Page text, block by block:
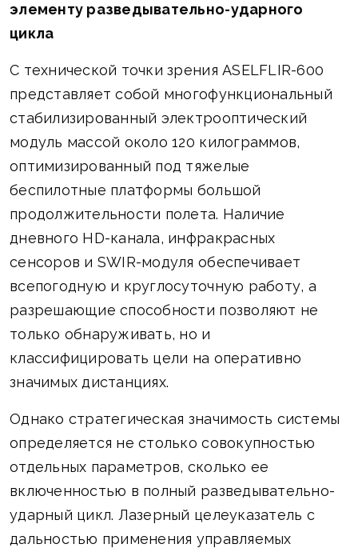
элементу разведывательно-ударного
цикла
С технической точки зрения ASELFLIR-600
представляет собой многофункциональный
стабилизированный электрооптический
модуль массой около 120 килограммов,
оптимизированный под тяжелые
беспилотные платформы большой
продолжительности полета. Наличие
дневного HD-канала, инфракрасных
сенсоров и SWIR-модуля обеспечивает
всепогодную и круглосуточную работу, а
разрешающие способности позволяют не
только обнаруживать, но и
классифицировать цели на оперативно
значимых дистанциях.
Однако стратегическая значимость системы
определяется не столько совокупностью
отдельных параметров, сколько ее
включенностью в полный разведывательно-
ударный цикл. Лазерный целеуказатель с
дальностью применения управляемых